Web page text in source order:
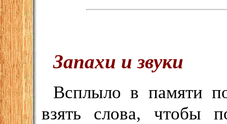
Запахи и звуки
Всплыло в памяти
взять слова, чтобы